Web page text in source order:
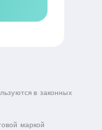
в законных
маркой